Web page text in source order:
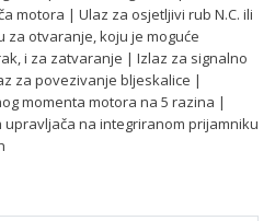
motora | Ulaz za osjetljivi rub N.C. ili
za otvaranje, koju je moguće
i za zatvaranje | Izlaz za signalno
za povezivanje bljeskalice |
momenta motora na 5 razina |
na integriranom prijamniku